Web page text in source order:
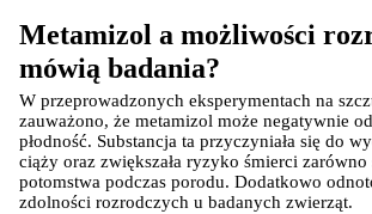
Metamizol a możliwości
mówią badania?
W przeprowadzonych eksperymentach na
zauważono, że metamizol może negatywnie
płodność. Substancja ta przyczyniała się do
ciąży oraz zwiększała ryzyko śmierci
potomstwa podczas porodu. Dodatkowo
zdolności rozrodczych u badanych zwierząt.